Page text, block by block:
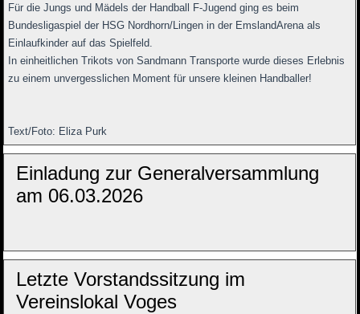
Für die Jungs und Mädels der Handball F-Jugend ging es beim
Bundesligaspiel der HSG Nordhorn/Lingen in der EmslandArena als
Einlaufkinder auf das Spielfeld.
In einheitlichen Trikots von Sandmann Transporte wurde dieses Erlebnis
zu einem unvergesslichen Moment für unsere kleinen Handballer!
Text/Foto: Eliza Purk
Einladung zur Generalversammlung
am 06.03.2026
Letzte Vorstandssitzung im
Vereinslokal Voges